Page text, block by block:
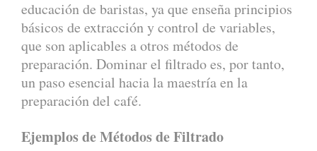
educación de baristas, ya que enseña principios
básicos de extracción y control de variables,
que son aplicables a otros métodos de
preparación. Dominar el filtrado es, por tanto,
un paso esencial hacia la maestría en la
preparación del café.
Ejemplos de Métodos de Filtrado